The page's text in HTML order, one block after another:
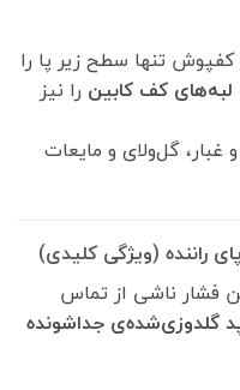
تنها سطح زیر پا را
و لبه‌های کف کابین را نیز
و غبار، گل‌ولای و مایعات
راننده (ویژگی کلیدی)
فشار ناشی از تماس
گلدوزی‌شده‌ی جداشونده